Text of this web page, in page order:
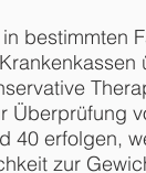
bestimmten
Überprüfung
40 erfolgen,
zur